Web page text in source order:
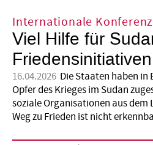
Internationale
Viel Hilfe für
Friedensinitiativen
16.04.2026 Die Staaten haben in
Opfer des Krieges im Sudan
soziale Organisationen aus dem
Weg zu Frieden ist nicht